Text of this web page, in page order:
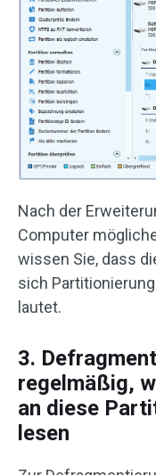
Nach der
Computer
wissen Sie, dass
sich
lautet.
3.
regelmäßig,
an diese
lesen